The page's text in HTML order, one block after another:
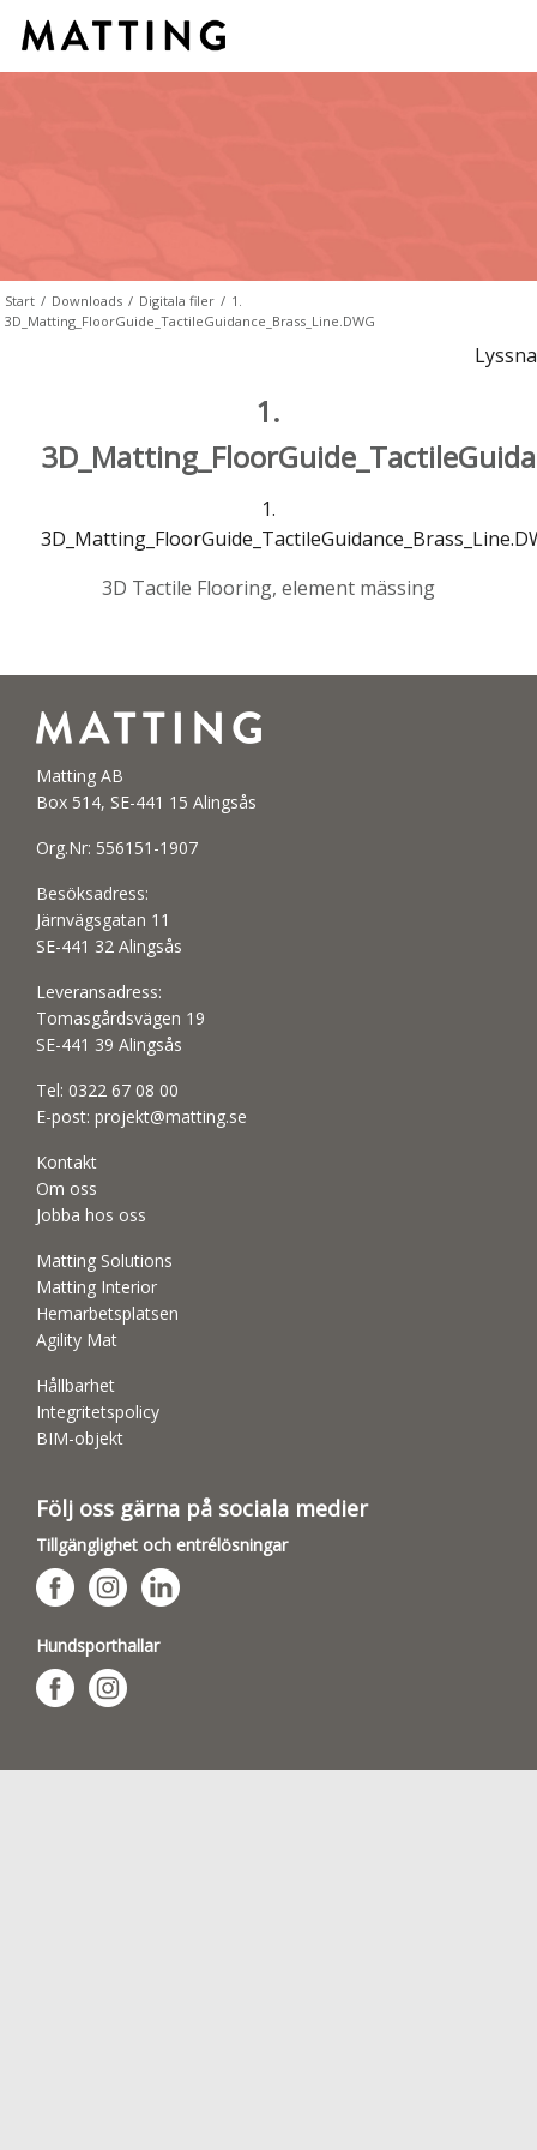
Start / Downloads / Digitala filer / 1.
3D_Matting_FloorGuide_TactileGuidance_Brass_Line.DWG
Lyssna
1.
1.
3D Tactile Flooring, element mässing
Matting AB
Box 514, SE-441 15 Alingsås
Org.Nr: 556151-1907
Besöksadress:
Järnvägsgatan 11
SE-441 32 Alingsås
Leveransadress:
Tomasgårdsvägen 19
SE-441 39 Alingsås
Tel: 0322 67 08 00
E-post: projekt@matting.se
Kontakt
Om oss
Jobba hos oss
Matting Solutions
Matting Interior
Hemarbetsplatsen
Agility Mat
Hållbarhet
Integritetspolicy
BIM-objekt
Följ oss gärna på sociala medier
Tillgänglighet och entrélösningar
Hundsporthallar